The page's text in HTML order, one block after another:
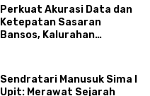
Perkuat Akurasi Data dan
Ketepatan Sasaran
Bansos, Kalurahan
Perlinsos
Sendratari Manusuk Sima I
Upit: Merawat Sejarah